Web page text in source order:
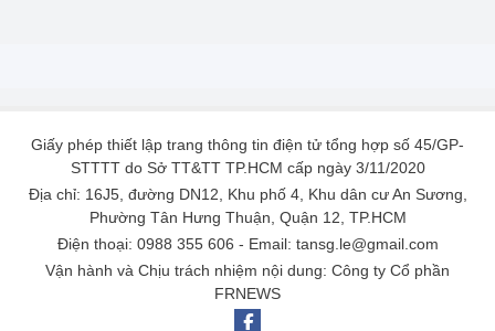
Giấy phép thiết lập trang thông tin điện tử tổng hợp số 45/GP-
STTTT do Sở TT&TT TP.HCM cấp ngày 3/11/2020
Địa chỉ: 16J5, đường DN12, Khu phố 4, Khu dân cư An Sương,
Phường Tân Hưng Thuận, Quận 12, TP.HCM
Điện thoại: 0988 355 606 - Email: tansg.le@gmail.com
Vận hành và Chịu trách nhiệm nội dung: Công ty Cổ phần
FRNEWS